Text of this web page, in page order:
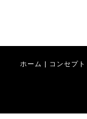
ホーム | コンセプト